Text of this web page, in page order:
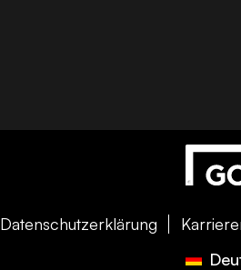
Datenschutzerklärung